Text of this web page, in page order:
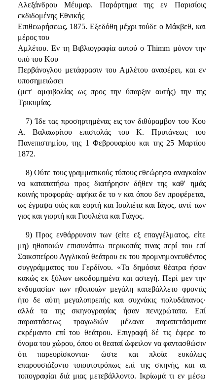
Αλεξάνδρου Μέυμαρ. Παράρτημα της εν Παρισίοις
εκδιδομένης Εθνικής
Επιθεωρήσεως, 1875. Εξεδόθη μέχρι τούδε ο Μάκβεθ, και
μέρος του
Αμλέτου. Εν τη Βιβλιογραφία αυτού ο Thimm μόνον την
υπό του Κου
Περβάνογλου μετάφρασιν του Αμλέτου αναφέρει, και εν
υποσημειώσει
(μετ' αμφιβολίας ως προς την ύπαρξιν αυτής) την της
Τρικυμίας.
7) Ίδε τας προσηρτημένας εις τον διθύραμβον του Κου
Α. Βαλαωρίτου επιστολάς του Κ. Πρυτάνεως του
Πανεπιστημίου, της 1 Φεβρουαρίου και της 25 Μαρτίου
1872.
8) Ούτε τους γραμματικούς τύπους εθεώρησα αναγκαίον
να καταπατήσω προς διατήρησιν δήθεν της καθ' ημάς
κοινής προφοράς· αφήκα δε τον και όπου δεν προφέρεται,
ως έγραψα υιός και εορτή και Ιουλιέτα και Ιάγος, αντί των
γιος και γιορτή και Γιουλιέτα και Γιάγος.
9) Προς ενθάρρυνσιν των (είτε εξ επαγγέλματος, είτε
μη) ηθοποιών επισυνάπτω περικοπάς τινας περί του επί
Σαικσπείρου Αγγλικού θεάτρου εκ του προμνημονευθέντος
συγγράμματος του Γερδίνου. «Τα δημόσια θέατρα ήσαν
κακώς εκ ξύλων ωκοδομημένα και αστεγή. Περί μεν την
ενδυμασίαν των ηθοποιών μεγάλη κατεβάλλετο φροντίς
ήτο δε αύτη μεγαλοπρεπής και συχνάκις πολυδάπανος·
αλλά τα της σκηνογραφίας ήσαν πενιχρώτατα. Επί
παραστάσεως τραγωδιών μέλανα παραπετάσματα
εκρέμαντο επί του θεάτρου. Επιγραφή δέ τις έφερε το
όνομα του χώρου, όπου οι θεαταί ώφειλον να φαντασθώσιν
ότι παρευρίσκονται· ώστε και πλοία ευκόλως
επαρουσιάζοντο τοιουτοτρόπως επί της σκηνής, και αι
τοπογραφίαι διά μιας μετεβάλλοντο. Ικρίωμά τι εν μέσω